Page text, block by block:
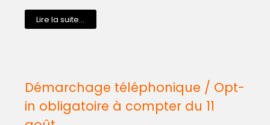
Lire la suite...
Démarchage téléphonique / Opt-
in obligatoire à compter du 11